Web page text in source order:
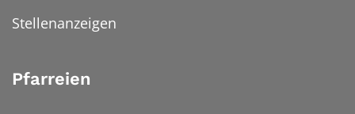
Stellenanzeigen
Pfarreien